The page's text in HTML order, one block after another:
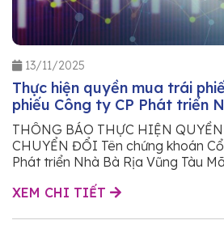
13/11/2025
Thực hiện quyền mua trái
phiếu Công ty CP Phát triển
Tàu
THÔNG BÁO THỰC HIỆN
CHUYỂN ĐỔI Tên chứng khoán
Phát triển Nhà Bà Rịa Vũng Tàu
XEM CHI TIẾT